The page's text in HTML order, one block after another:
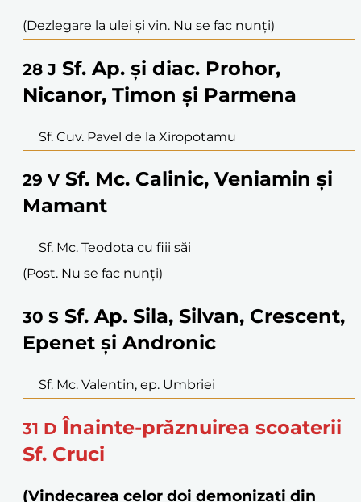
(Dezlegare la ulei și vin. Nu se fac nunți)
28 J Sf. Ap. și diac. Prohor,
Nicanor, Timon și Parmena
Sf. Cuv. Pavel de la Xiropotamu
29 V Sf. Mc. Calinic, Veniamin și
Mamant
Sf. Mc. Teodota cu fiii săi
(Post. Nu se fac nunți)
30 S Sf. Ap. Sila, Silvan, Crescent,
Epenet și Andronic
Sf. Mc. Valentin, ep. Umbriei
31 D Înainte-prăznuirea scoaterii
Sf. Cruci
(Vindecarea celor doi demonizați din